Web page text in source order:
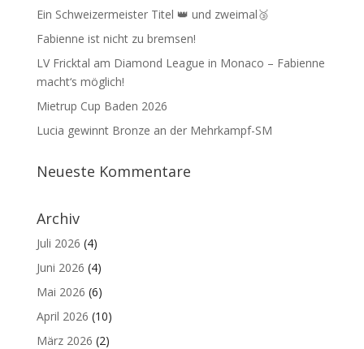
Ein Schweizermeister Titel 👑 und zweimal🥉
Fabienne ist nicht zu bremsen!
LV Fricktal am Diamond League in Monaco – Fabienne
macht‘s möglich!
Mietrup Cup Baden 2026
Lucia gewinnt Bronze an der Mehrkampf-SM
Neueste Kommentare
Archiv
Juli 2026 (4)
Juni 2026 (4)
Mai 2026 (6)
April 2026 (10)
März 2026 (2)